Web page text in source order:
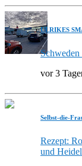
ULRIKES
vor 3
Selbst-die-
Rezept:
und